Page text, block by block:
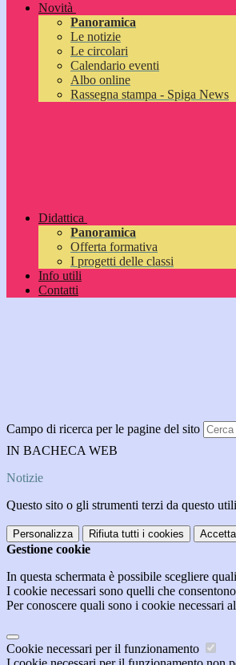
Novità
Panoramica
Le notizie
Le circolari
Calendario eventi
Albo online
Rassegna stampa - Spiga News
Didattica
Panoramica
Offerta formativa
I progetti delle classi
Info utili
Contatti
Campo di ricerca per le pagine del sito
IN BACHECA WEB
Notizie
Questo sito o gli strumenti terzi da questo
Personalizza Rifiuta tutti i cookies
Gestione cookie
In questa schermata è possibile scegliere
I cookie necessari sono quelli che
Per conoscere quali sono i cookie necessari
Cookie necessari per il funzionamento